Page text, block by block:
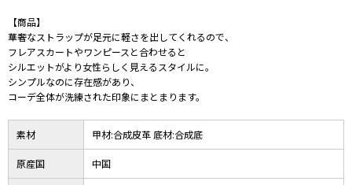
【商品】
華奢なストラップが足元に軽さを出してくれるので、
フレアスカートやワンピースと合わせると
シルエットがより女性らしく見えるスタイルに。
シンプルなのに存在感があり、
コーデ全体が洗練された印象にまとまります。
素材 甲材:合成皮革 底材:合成底
原産国 中国